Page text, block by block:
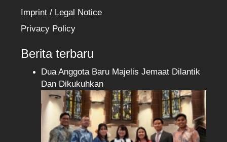
Imprint / Legal Notice
Privacy Policy
Berita terbaru
Dua Anggota Baru Majelis Jemaat Dilantik
Dan Dikukuhkan